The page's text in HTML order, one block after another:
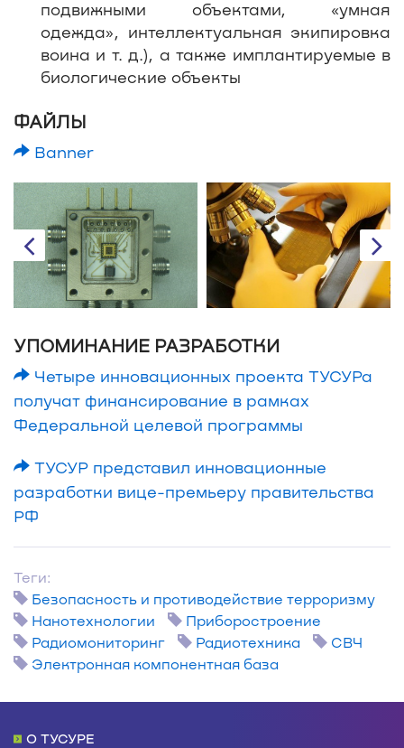
подвижными объектами, «умная
одежда», интеллектуальная экипировка
воина и т. д.), а также имплантируемые в
биологические объекты
ФАЙЛЫ
Banner
УПОМИНАНИЕ РАЗРАБОТКИ
Четыре инновационных проекта ТУСУРа
получат финансирование в рамках
Федеральной целевой программы
ТУСУР представил инновационные
разработки вице-премьеру правительства
РФ
Теги:
Безопасность и противодействие терроризму
Нанотехнологии
Приборостроение
Радиомониторинг
Радиотехника
СВЧ
Электронная компонентная база
О ТУСУРЕ